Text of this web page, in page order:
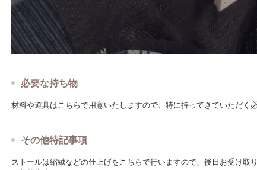
必要な持ち物
材料や道具はこちらで用意いたしますので、特に持ってきていただく
その他特記事項
ストールは縮絨などの仕上げをこちらで行いますので、後日お受け取